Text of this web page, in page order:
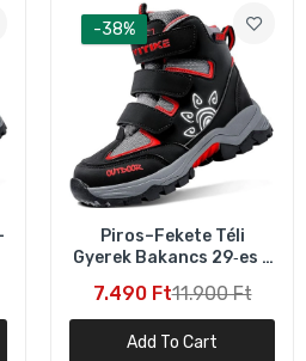
-38%
Piros–Fekete Téli
Gyerek Bakancs 29‑es –
Csúszásmentes
7.490 Ft11.900 Ft
Add To Cart